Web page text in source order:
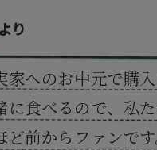
り
家へのお中元で購
に食べるので、私
ど前からファンです